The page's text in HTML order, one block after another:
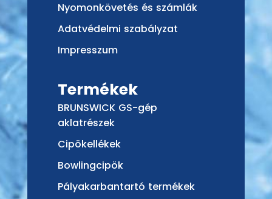
Nyomonkövetés és számlák
Adatvédelmi szabályzat
Impresszum
Termékek
BRUNSWICK GS-gép
aklatrészek
Cipökellékek
Bowlingcipök
Pályakarbantartó termékek